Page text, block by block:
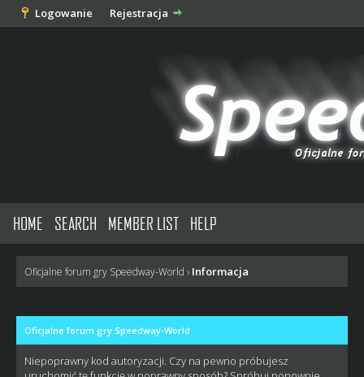
Logowanie Rejestracja
HOME SEARCH MEMBER LIST HELP
Oficjalne forum gry Speedway-World › Informacja
Oficjalne forum gry Speedway-World
Niepoprawny kod autoryzacji. Czy na pewno próbujesz